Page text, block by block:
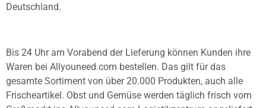
Deutschland.
Bis 24 Uhr am Vorabend der Lieferung können Kunden ihre
Waren bei Allyouneed.com bestellen. Das gilt für das
gesamte Sortiment von über 20.000 Produkten, auch alle
Frischeartikel. Obst und Gemüse werden täglich frisch vom